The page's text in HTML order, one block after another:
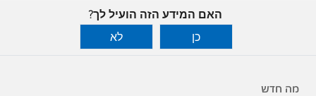
האם המידע הזה הועיל לך?
כן
לא
מה חדש